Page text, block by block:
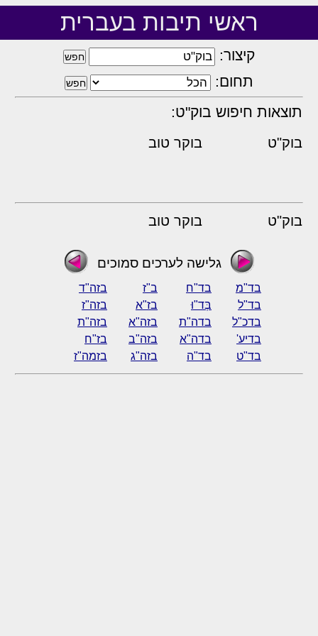
ראשי תיבות בעברית
קיצור:
תחום:
תוצאות חיפוש בוק"ט:
בוק"ט בוקר טוב
בוק"ט בוקר טוב
גלישה לערכים סמוכים
בד"מ בד"ח ב"ז
בזה"ד
בד"ל
בְּד"וּ בז"א
בזה"ז
בדכ"ל
בדה"ת בזה"א
בזה"ת
בדיע'
בדה"א בזה"ב
בז"ח
בד"ט
בד"ה בזה"ג בזמה"ז